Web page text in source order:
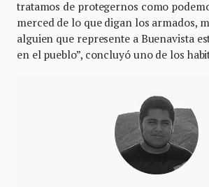
tratamos de protegernos como
merced de lo que digan los armados,
alguien que represente a Buenavista
en el pueblo”, concluyó uno de los